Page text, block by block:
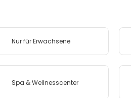
Nur für Erwachsene
Spa & Wellnesscenter